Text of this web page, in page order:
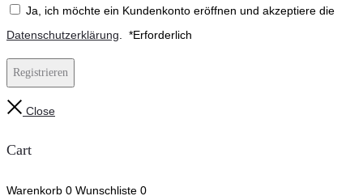
Ja, ich möchte ein Kundenkonto eröffnen und akzeptiere die
Datenschutzerklärung
*Erforderlich
Registrieren
Close
Cart
Warenkorb 0 Wunschliste 0